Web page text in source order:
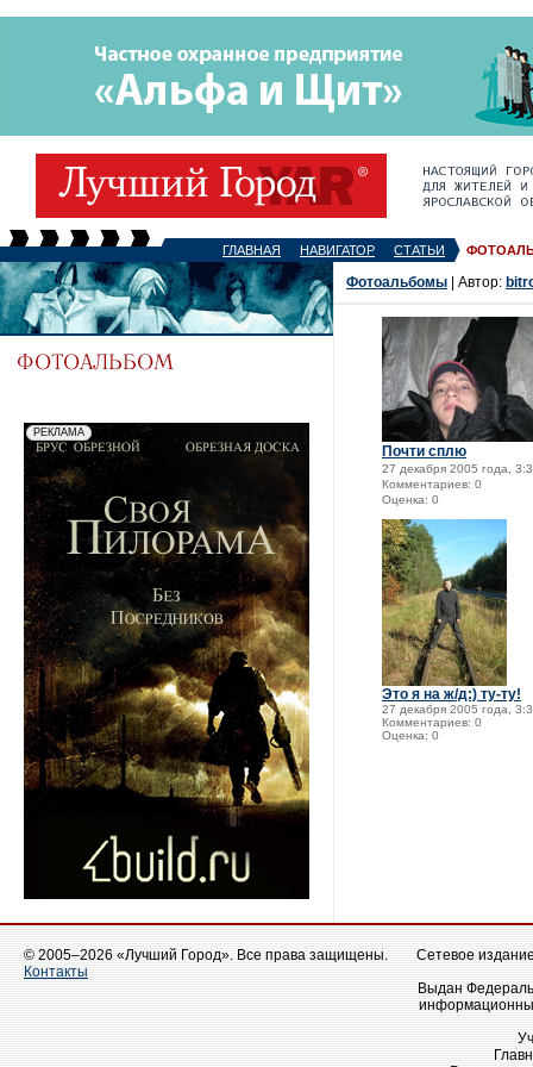
ГЛАВНАЯ НАВИГАТОР СТАТЬИ
Фотоальбомы | Автор:
Почти сплю
27 декабря 2005 года,
Комментариев: 0
Оценка: 0
Это я на ж/д:) ту-ту!
27 декабря 2005 года,
Комментариев: 0
Оценка: 0
© 2005–2026 «Лучший Город». Все права защищены.
Контакты
Сетевое
Выдан